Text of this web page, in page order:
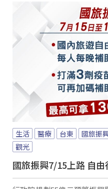
生活 醫療 台東 國旅振
觀光
國旅振興7/15上路 自